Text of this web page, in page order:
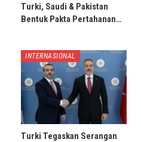
Turki, Saudi & Pakistan
Bentuk Pakta Pertahanan…
INTERNASIONAL
Turki Tegaskan Serangan